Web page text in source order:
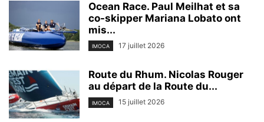
Ocean Race. Paul Meilhat et sa
co-skipper Mariana Lobato ont
mis...
IMOCA 17 juillet 2026
Route du Rhum. Nicolas Rouger
au départ de la Route du...
IMOCA 15 juillet 2026